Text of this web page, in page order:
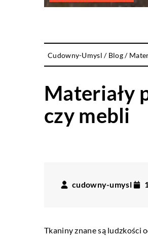
Cudowny-Umysl / Blog/
Materiały
czy mebli
cudowny-umysl
Tkaniny znane są ludzkości